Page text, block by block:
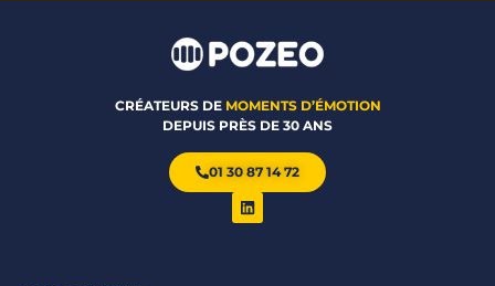
CRÉATEURS DE MOMENTS D’ÉMOTION
DEPUIS PRÈS DE 30 ANS
01 30 87 14 72